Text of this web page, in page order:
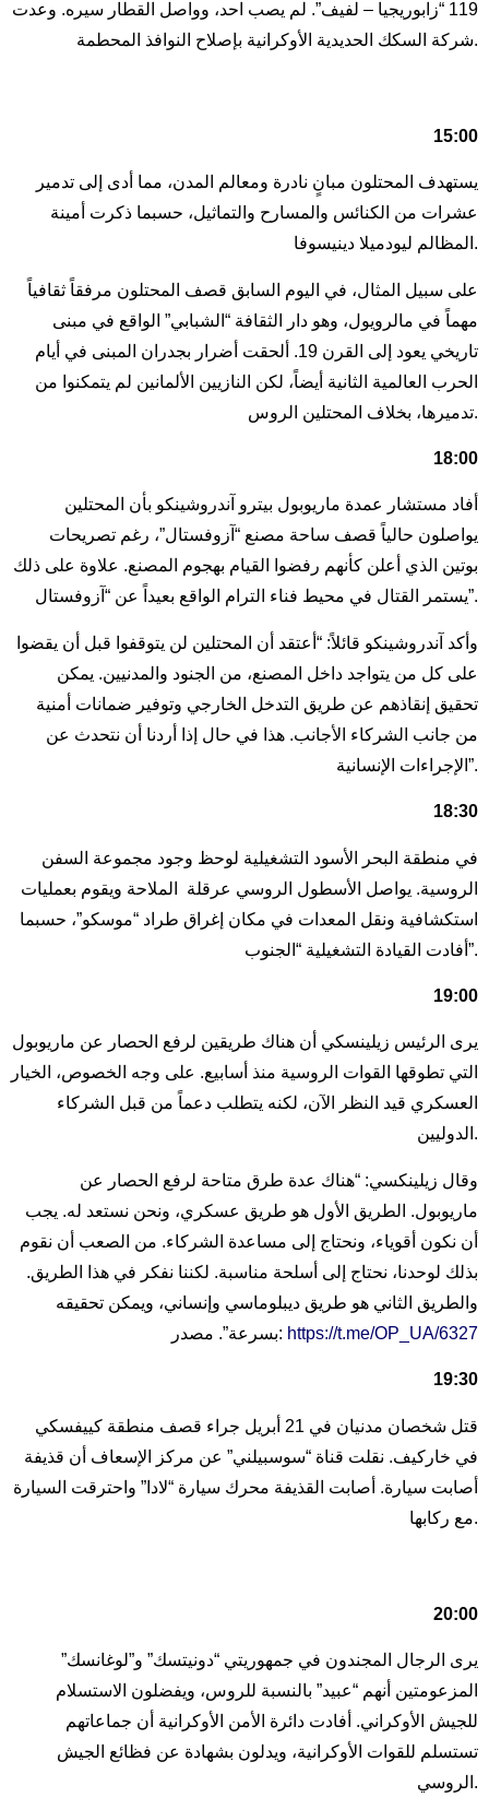
119 “زابوريجيا – لفيف”. لم يصب احد، وواصل القطار سيره. وعدت
شركة السكك الحديدية الأوكرانية بإصلاح النوافذ المحطمة.
15:00
يستهدف المحتلون مبانٍ نادرة ومعالم المدن، مما أدى إلى تدمير
عشرات من الكنائس والمسارح والتماثيل، حسبما ذكرت أمينة
المظالم ليودميلا دينيسوفا.
على سبيل المثال، في اليوم السابق قصف المحتلون مرفقاً ثقافياً
مهماً في مالرويول، وهو دار الثقافة “الشبابي” الواقع في مبنى
تاريخي يعود إلى القرن 19. ألحقت أضرار بجدران المبنى في أيام
الحرب العالمية الثانية أيضاً، لكن النازيين الألمانين لم يتمكنوا من
تدميرها، بخلاف المحتلين الروس.
18:00
أفاد مستشار عمدة ماريوبول بيترو آندروشينكو بأن المحتلين
يواصلون حالياً قصف ساحة مصنع “آزوفستال”، رغم تصريحات
بوتين الذي أعلن كأنهم رفضوا القيام بهجوم المصنع. علاوة على ذلك
يستمر القتال في محيط فناء الترام الواقع بعيداً عن “آزوفستال”.
وأكد آندروشينكو قائلاً: “أعتقد أن المحتلين لن يتوقفوا قبل أن يقضوا
على كل من يتواجد داخل المصنع، من الجنود والمدنيين. يمكن
تحقيق إنقاذهم عن طريق التدخل الخارجي وتوفير ضمانات أمنية
من جانب الشركاء الأجانب. هذا في حال إذا أردنا أن نتحدث عن
الإجراءات الإنسانية”.
18:30
في منطقة البحر الأسود التشغيلية لوحظ وجود مجموعة السفن
الروسية. يواصل الأسطول الروسي عرقلة الملاحة ويقوم بعمليات
استكشافية ونقل المعدات في مكان إغراق طراد “موسكو”، حسبما
أفادت القيادة التشغيلية “الجنوب”.
19:00
يرى الرئيس زيلينسكي أن هناك طريقين لرفع الحصار عن ماريوبول
التي تطوقها القوات الروسية منذ أسابيع. على وجه الخصوص، الخيار
العسكري قيد النظر الآن، لكنه يتطلب دعماً من قبل الشركاء
الدوليين.
وقال زيلينكسي: “هناك عدة طرق متاحة لرفع الحصار عن
ماريوبول. الطريق الأول هو طريق عسكري، ونحن نستعد له. يجب
أن نكون أقوياء، ونحتاج إلى مساعدة الشركاء. من الصعب أن نقوم
بذلك لوحدنا، نحتاج إلى أسلحة مناسبة. لكننا نفكر في هذا الطريق.
والطريق الثاني هو طريق ديبلوماسي وإنساني، ويمكن تحقيقه
بسرعة”. مصدر: https://t.me/OP_UA/6327
19:30
قتل شخصان مدنيان في 21 أبريل جراء قصف منطقة كييفسكي
في خاركيف. نقلت قناة “سوسبيلني” عن مركز الإسعاف أن قذيفة
أصابت سيارة. أصابت القذيفة محرك سيارة “لادا” واحترقت السيارة
مع ركابها.
20:00
يرى الرجال المجندون في جمهوريتي “دونيتسك” و”لوغانسك”
المزعومتين أنهم “عبيد” بالنسبة للروس، ويفضلون الاستسلام
للجيش الأوكراني. أفادت دائرة الأمن الأوكرانية أن جماعاتهم
تستسلم للقوات الأوكرانية، ويدلون بشهادة عن فظائع الجيش
الروسي.